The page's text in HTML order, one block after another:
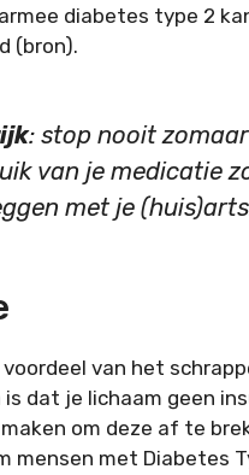
diabetes type 2
(bron).
: stop nooit
van je medicatie
met je
van het
dat je lichaam geen
om deze af te
mensen met Diabetes